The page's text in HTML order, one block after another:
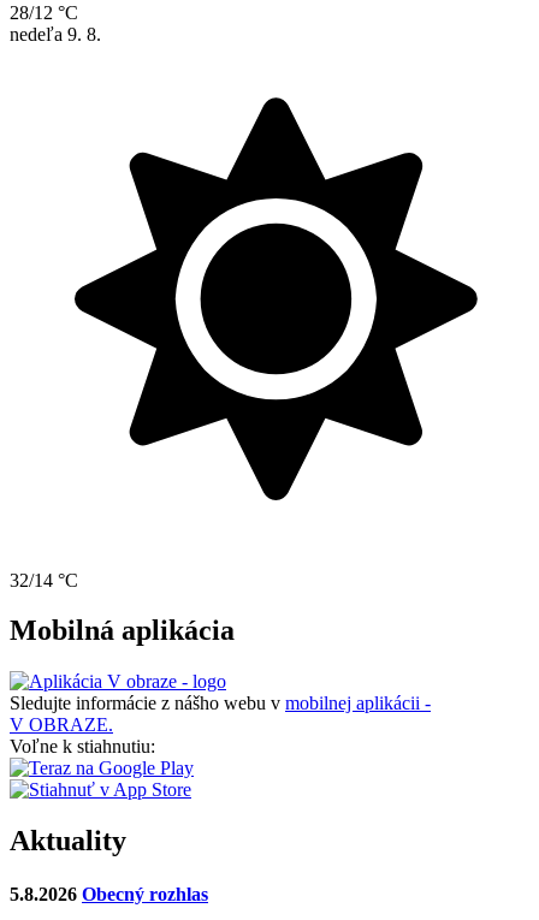
28/12 °C
nedeľa 9. 8.
32/14 °C
Mobilná aplikácia
Sledujte informácie z nášho webu v mobilnej aplikácii -
V OBRAZE.
Voľne k stiahnutiu:
Aktuality
5.8.2026 Obecný rozhlas